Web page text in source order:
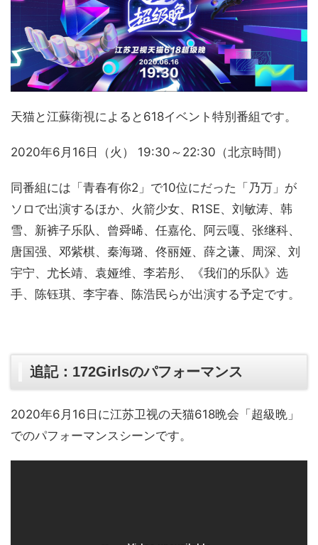
天猫と江蘇衛視によると618イベント特別番組です。
2020年6月16日（火） 19:30～22:30（北京時間）
同番組には「青春有你2」で10位にだった「乃万」が
ソロで出演するほか、火箭少女、R1SE、刘敏涛、韩
雪、新裤子乐队、曾舜晞、任嘉伦、阿云嘎、张继科、
唐国强、邓紫棋、秦海璐、佟丽娅、薛之谦、周深、刘
宇宁、尤长靖、袁娅维、李若彤、《我们的乐队》选
手、陈钰琪、李宇春、陈浩民らが出演する予定です。
追記：172Girlsのパフォーマンス
2020年6月16日に江苏卫视の天猫618晩会「超級晩」
でのパフォーマンスシーンです。